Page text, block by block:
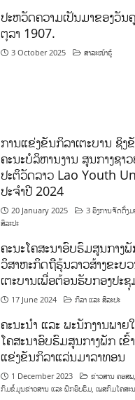
ປະຫວັດຄວາມເປັນມາຂອງວັນ
ຕຸລາ 1907.
3 October 2025 ສາລະໜ້າຮູ້
ການແຂ່ງຂັນກິລາເຕະບານ ຊິງ
ຄະນະບໍລິຫານງານ ສູນກາງຊ
ປະຕິວັດລາວ Lao Youth
ປະຈຳປີ 2024
20 January 2025 3 ອົງການຈັດຕັ້ງມ
ສິລະປະ
ຄະນະໂຄສະນາອົບຮົມສູນກາງ
ວິສາຫະກິດຖືຮຸ້ນລາວສ້າງຂະບ
ເຕະບານເພື່ອຕ້ອນຮັບກອງປະ
17 June 2024 ກິລາ ແລະ ສິລະປະ
ຄະນະນຳ ແລະ ພະນັກງານພາຍ
ໂຄສະນາອົບຮົມສູນກາງພັກ ເຂົ້
ແຂ່ງຂັນກິລາແລ່ນມາລາທອນ
1 December 2023 ຂ່າວສານ ຄອສພ
ກົມຂໍ້ມູນຂ່າວສານ ແລະ ຝຶກອົບຮົມ,ເພສກົມໂຄສະ